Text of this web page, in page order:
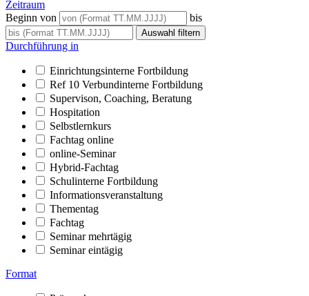
Zeitraum
Beginn von
bis
Durchführung in
Einrichtungsinterne Fortbildung
Ref 10 Verbundinterne Fortbildung
Supervison, Coaching, Beratung
Hospitation
Selbstlernkurs
Fachtag online
online-Seminar
Hybrid-Fachtag
Schulinterne Fortbildung
Informationsveranstaltung
Thementag
Fachtag
Seminar mehrtägig
Seminar eintägig
Format